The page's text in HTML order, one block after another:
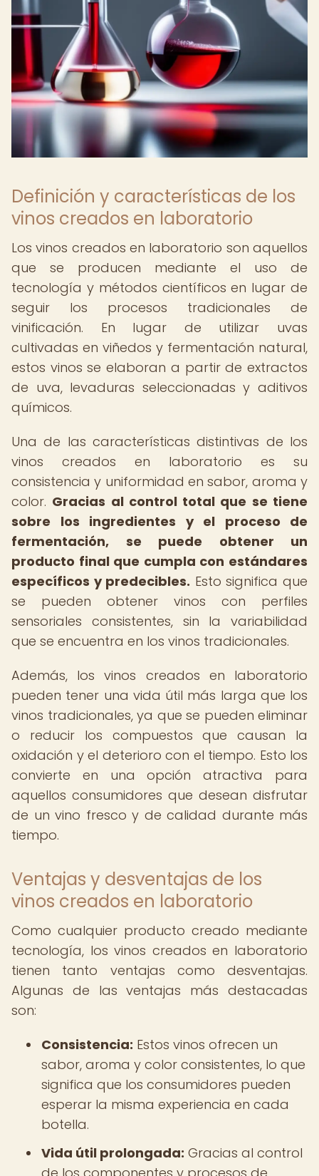
Definición y características de los
vinos creados en laboratorio
Los vinos creados en laboratorio son aquellos
que se producen mediante el uso de
tecnología y métodos científicos en lugar de
seguir los procesos tradicionales de
vinificación. En lugar de utilizar uvas
cultivadas en viñedos y fermentación natural,
estos vinos se elaboran a partir de extractos
de uva, levaduras seleccionadas y aditivos
químicos.
Una de las características distintivas de los
vinos creados en laboratorio es su
consistencia y uniformidad en sabor, aroma y
color. Gracias al control total que se tiene
sobre los ingredientes y el proceso de
fermentación, se puede obtener un
producto final que cumpla con estándares
específicos y predecibles. Esto significa que
se pueden obtener vinos con perfiles
sensoriales consistentes, sin la variabilidad
que se encuentra en los vinos tradicionales.
Además, los vinos creados en laboratorio
pueden tener una vida útil más larga que los
vinos tradicionales, ya que se pueden eliminar
o reducir los compuestos que causan la
oxidación y el deterioro con el tiempo. Esto los
convierte en una opción atractiva para
aquellos consumidores que desean disfrutar
de un vino fresco y de calidad durante más
tiempo.
Ventajas y desventajas de los
vinos creados en laboratorio
Como cualquier producto creado mediante
tecnología, los vinos creados en laboratorio
tienen tanto ventajas como desventajas.
Algunas de las ventajas más destacadas
son:
Consistencia: Estos vinos ofrecen un
sabor, aroma y color consistentes, lo que
significa que los consumidores pueden
esperar la misma experiencia en cada
botella.
Vida útil prolongada: Gracias al control